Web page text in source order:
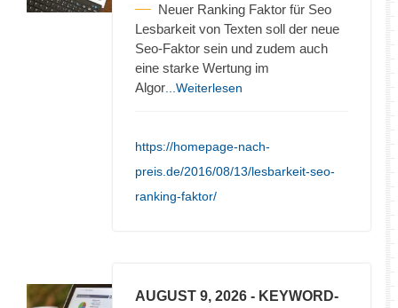
Neuer Ranking Faktor für Seo
Lesbarkeit von Texten soll der neue
Seo-Faktor sein und zudem auch
eine starke Wertung im
Algor ...Weiterlesen
https://homepage-nach-
preis.de/2016/08/13/lesbarkeit-seo-
ranking-faktor/
AUGUST 9, 2026 - KEYWORD-